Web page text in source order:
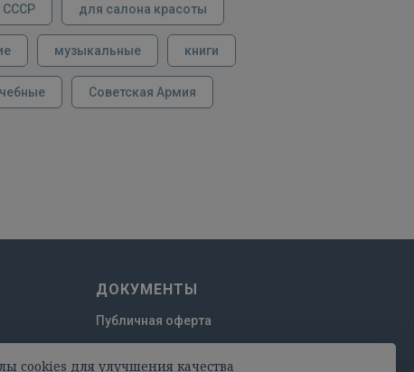
cookies для улучшения качества
СССР для салона красоты
музыкальные книги
Советская Армия
ДОКУМЕНТЫ
Публичная оферта